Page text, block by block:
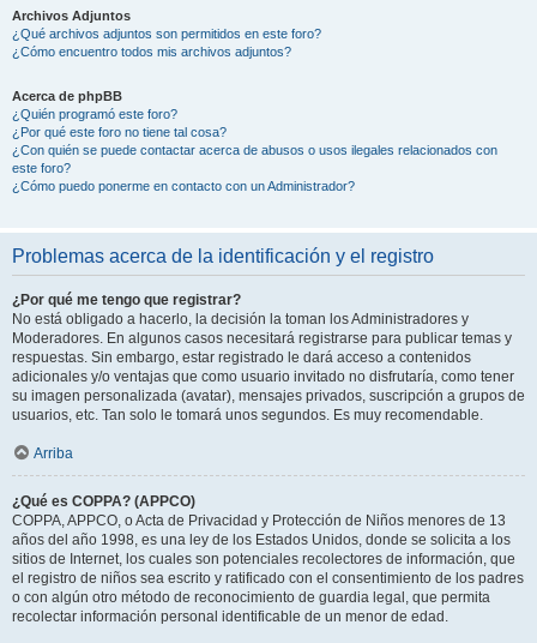
Archivos Adjuntos
¿Qué archivos adjuntos son permitidos en este foro?
¿Cómo encuentro todos mis archivos adjuntos?
Acerca de phpBB
¿Quién programó este foro?
¿Por qué este foro no tiene tal cosa?
¿Con quién se puede contactar acerca de abusos o usos ilegales relacionados con
este foro?
¿Cómo puedo ponerme en contacto con un Administrador?
Problemas acerca de la identificación y el registro
¿Por qué me tengo que registrar?
No está obligado a hacerlo, la decisión la toman los Administradores y
Moderadores. En algunos casos necesitará registrarse para publicar temas y
respuestas. Sin embargo, estar registrado le dará acceso a contenidos
adicionales y/o ventajas que como usuario invitado no disfrutaría, como tener
su imagen personalizada (avatar), mensajes privados, suscripción a grupos de
usuarios, etc. Tan solo le tomará unos segundos. Es muy recomendable.
Arriba
¿Qué es COPPA? (APPCO)
COPPA, APPCO, o Acta de Privacidad y Protección de Niños menores de 13
años del año 1998, es una ley de los Estados Unidos, donde se solicita a los
sitios de Internet, los cuales son potenciales recolectores de información, que
el registro de niños sea escrito y ratificado con el consentimiento de los padres
o con algún otro método de reconocimiento de guardia legal, que permita
recolectar información personal identificable de un menor de edad.